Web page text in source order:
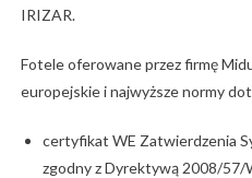
IRIZAR.
Fotele oferowane przez firmę
europejskie i najwyższe normy
certyfikat WE Zatwierdzenia
zgodny z Dyrektywą 2008/57/